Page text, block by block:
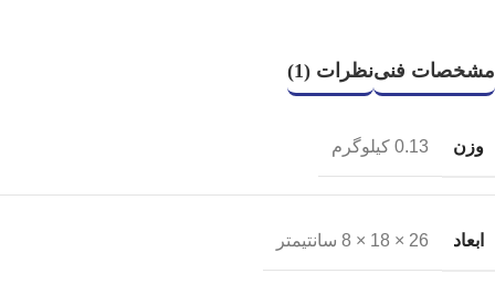
مشخصات فنینظرات (1)
وزن 0.13 کیلوگرم
ابعاد 26 × 18 × 8 سانتیمتر